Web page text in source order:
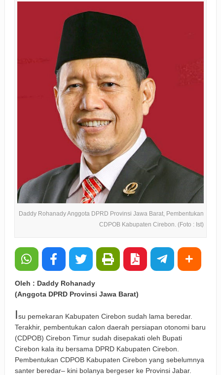
Daddy Rohanady Anggota DPRD Provinsi Jawa Barat, Pembentukan
CDPOB Kabupaten Cirebon. (Foto : Ist)
Oleh : Daddy Rohanady
(Anggota DPRD Provinsi Jawa Barat)
Isu pemekaran Kabupaten Cirebon sudah lama beredar.
Terakhir, pembentukan calon daerah persiapan otonomi baru
(CDPOB) Cirebon Timur sudah disepakati oleh Bupati
Cirebon kala itu bersama DPRD Kabupaten Cirebon.
Pembentukan CDPOB Kabupaten Cirebon yang sebelumnya
santer beredar– kini bolanya bergeser ke Provinsi Jabar.